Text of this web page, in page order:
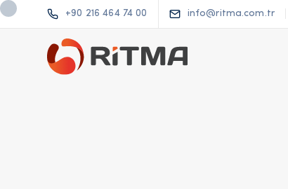
+90 216 464 74 00 info@ritma.com.tr